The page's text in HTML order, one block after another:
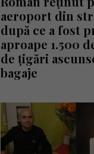
aeroport din
după ce a fost
aproape 1.500
de țigări
bagaje